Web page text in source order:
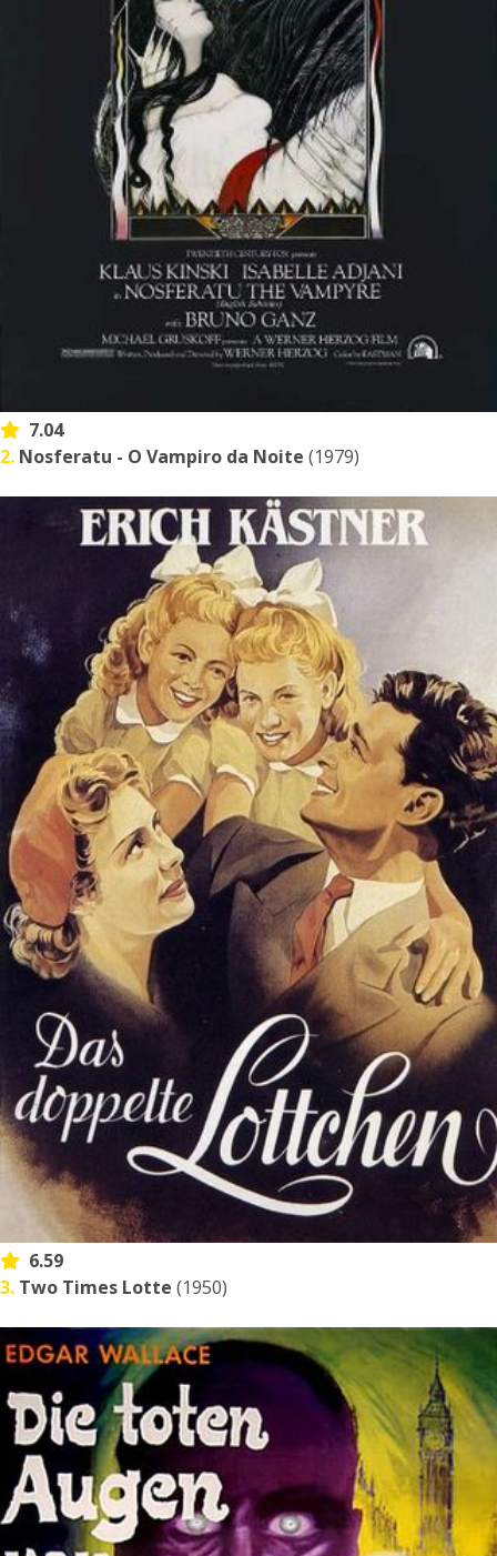
7.04
2. Nosferatu - O Vampiro da Noite (1979)
6.59
3. Two Times Lotte (1950)